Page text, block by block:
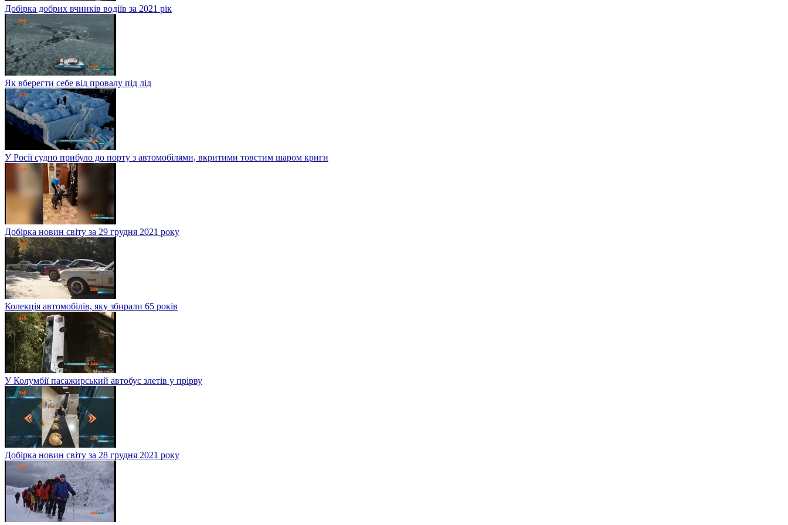
Добірка добрих вчинків водіїв за 2021 рік
Як вберегти себе від провалу під лід
У Росії судно прибуло до порту з автомобілями, вкритими товстим шаром криги
Добірка новин світу за 29 грудня 2021 року
Колекція автомобілів, яку збирали 65 років
У Колумбії пасажирський автобус злетів у прірву
Добірка новин світу за 28 грудня 2021 року